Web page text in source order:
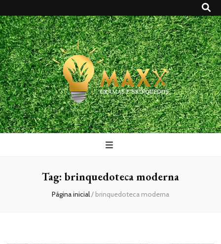
Maxx Gramas
Blog
Tag: brinquedoteca moderna
Página inicial/ brinquedoteca moderna